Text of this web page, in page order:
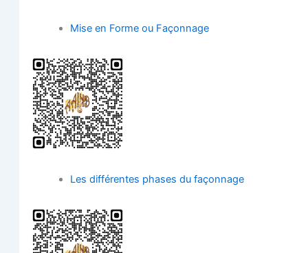
Mise en Forme ou Façonnage
Les dif­fé­rentes phases du façonnage